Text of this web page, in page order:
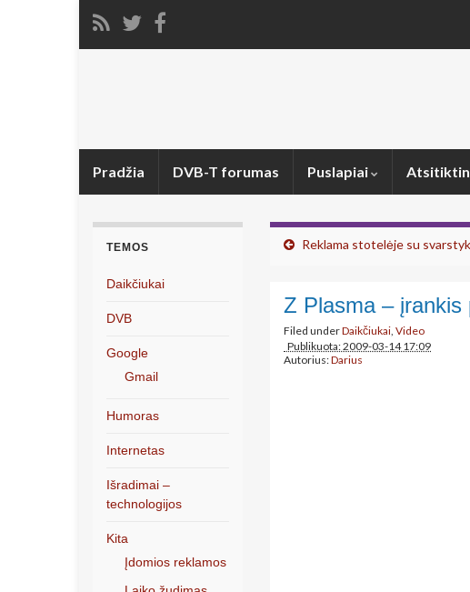
Pradžia DVB-T forumas Puslapiai
Reklama stotelėje su
Z Plasma – įrankis
Filed underDaikčiukai, Video
Publikuota: 2009-03-14 17:09
Autorius:Darius
TEMOS
Daikčiukai
DVB
Google
Gmail
Humoras
Internetas
Išradimai –
technologijos
Kita
Įdomios reklamos